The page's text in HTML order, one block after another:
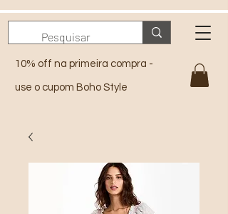
10% off na primeira compra -
use o cupom Boho Style